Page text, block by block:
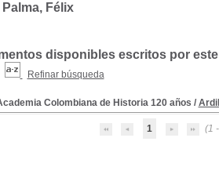
Félix
disponibles escritos por
Refinar búsqueda
Colombiana de Historia 120 años /
1 (1
de Historia